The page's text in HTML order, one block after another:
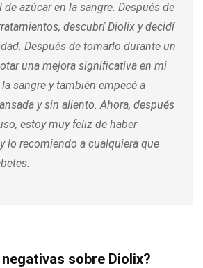
azúcar en la sangre. Después de
descubrí Diolix y decidí
Después de tomarlo durante un
una mejora significativa en mi
sangre y también empecé a
y sin aliento. Ahora, después
estoy muy feliz de haber
lo recomiendo a cualquiera que
sobre Diolix?